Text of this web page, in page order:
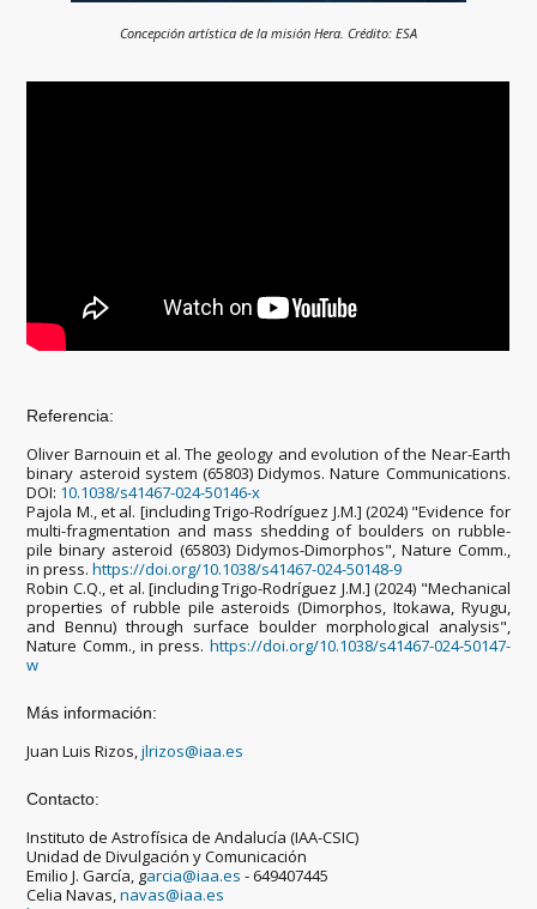
Concepción artística de la misión Hera. Crédito: ESA
Referencia:
Oliver Barnouin et al. The geology and evolution of the Near-Earth
binary asteroid system (65803) Didymos. Nature Communications.
DOI: 10.1038/s41467-024-50146-x
Pajola M., et al. [including Trigo-Rodríguez J.M.] (2024) "Evidence for
multi-fragmentation and mass shedding of boulders on rubble-
pile binary asteroid (65803) Didymos-Dimorphos", Nature Comm.,
in press.https://doi.org/10.1038/s41467-024-50148-9
Robin C.Q., et al. [including Trigo-Rodríguez J.M.] (2024) "Mechanical
properties of rubble pile asteroids (Dimorphos, Itokawa, Ryugu,
and Bennu) through surface boulder morphological analysis",
Nature Comm., in press. https://doi.org/10.1038/s41467-024-50147-
w
Más información:
Juan Luis Rizos,jlrizos@iaa.es
Contacto:
Instituto de Astrofísica de Andalucía (IAA-CSIC)
Unidad de Divulgación y Comunicación
Emilio J. García, garcia@iaa.es - 649407445
Celia Navas,navas@iaa.es